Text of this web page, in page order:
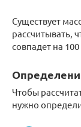
Существует
рассчитывать,
совпадет на 100
Чтобы
нужно